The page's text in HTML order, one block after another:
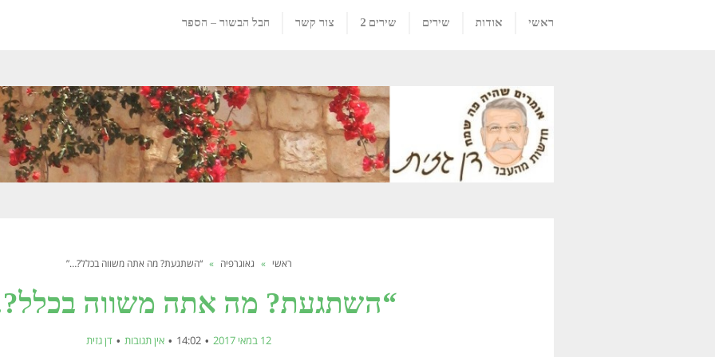
ראשי אודות שירים שירים 2 צור קשר חבל הבשור – הספר
ראשי » גאוגרפיה » “השתגעת? מה אתה משווה בכלל?…”
“השתגעת? מה אתה משווה
12 במאי 2017 14:02 אין תגובות דן גזית